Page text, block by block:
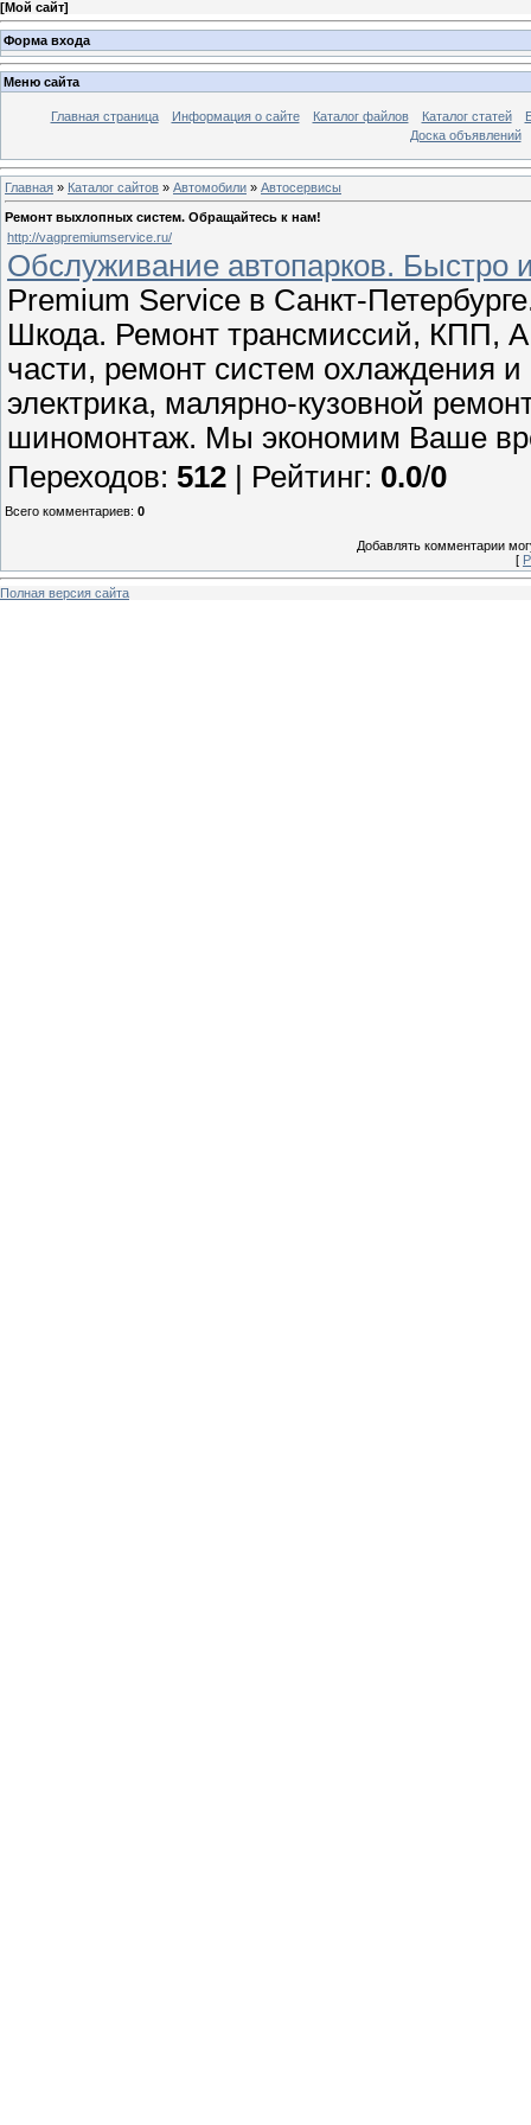
[Мой сайт]
Форма входа
Меню сайта
Главная страница Информация о сайте Каталог файлов Каталог статей
Доска объявлений
Главная » Каталог сайтов » Автомобили » Автосервисы
Ремонт выхлопных систем. Обращайтесь к нам!
http://vagpremiumservice.ru/
Обслуживание автопарков. Быстро
Premium Service в Санкт-
Шкода. Ремонт трансмиссий, КПП,
части, ремонт систем охлаждения
электрика, малярно-кузовной
шиномонтаж. Мы экономим Ваше
Переходов: 512 | Рейтинг: 0.0/0
Всего комментариев: 0
Добавлять комментарии
[
Полная версия сайта